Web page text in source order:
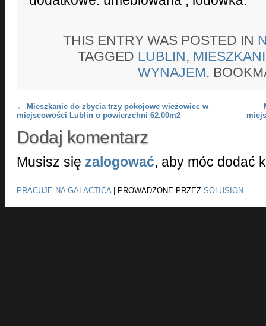
THIS ENTRY WAS POSTED IN
TAGGED LUBLIN,
WYNAJEM.
Post navigation
← Mieszkanie do zbycia trzy pokojowe wieżowiec w
miejscowości Lublin o powierzchni 62.00m2
Dodaj komentarz
Musisz się zalogować, aby móc dodać
PRACUJE NA GALACTICA| PROWADZONE PRZEZ SOLUSION